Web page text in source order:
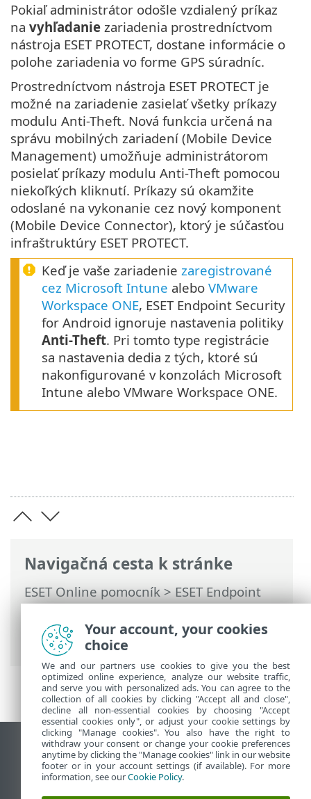
Navigačná cesta k stránke
ESET Online pomocník>ESET Endpoint
Security for Android>Používanie
programu ESET Endpoint Security for
Android > Anti-Theft
Pokiaľ administrátor odošle vzdialený príkaz
na vyhľadanie zariadenia prostredníctvom
nástroja ESET PROTECT, dostane informácie o
polohe zariadenia vo forme GPS súradníc.
Prostredníctvom nástroja ESET PROTECT je
možné na zariadenie zasielať všetky príkazy
modulu Anti-Theft. Nová funkcia určená na
správu mobilných zariadení (Mobile Device
Management) umožňuje administrátorom
posielať príkazy modulu Anti-Theft pomocou
niekoľkých kliknutí. Príkazy sú okamžite
odoslané na vykonanie cez nový komponent
(Mobile Device Connector), ktorý je súčasťou
infraštruktúry ESET PROTECT.
Keď je vaše zariadenie zaregistrované
cez Microsoft Intune alebo VMware
Workspace ONE, ESET Endpoint Security
for Android ignoruje nastavenia politiky
Anti-Theft. Pri tomto type registrácie
sa nastavenia dedia z tých, ktoré sú
nakonfigurované v konzolách Microsoft
Intune alebo VMware Workspace ONE.
Zobraziť stránku ako na počítači
End of Life
Databáza znalostí ESET
Your account, your cookies
choice
We and our partners use cookies to give you the best
optimized online experience, analyze our website traffic,
and serve you with personalized ads. You can agree to the
collection of all cookies by clicking "Accept all and close",
decline all non-essential cookies by choosing "Accept
essential cookies only", or adjust your cookie settings by
clicking "Manage cookies". You also have the right to
withdraw your consent or change your cookie preferences
anytime by clicking the "Manage cookies" link in our website
footer or in your account settings (if available). For more
information, see ourCookie Policy.